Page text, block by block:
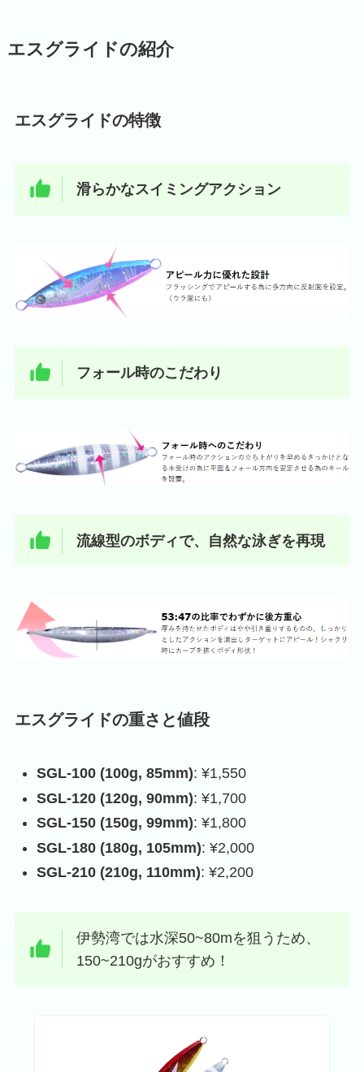
エスグライドの紹介
エスグライドの特徴
滑らかなスイミングアクション
フォール時のこだわり
流線型のボディで、自然な泳ぎを再現
エスグライドの重さと値段
SGL-100 (100g, 85mm): ¥1,550
SGL-120 (120g, 90mm): ¥1,700
SGL-150 (150g, 99mm): ¥1,800
SGL-180 (180g, 105mm): ¥2,000
SGL-210 (210g, 110mm): ¥2,200
伊勢湾では水深50~80mを狙うため、
150~210gがおすすめ！